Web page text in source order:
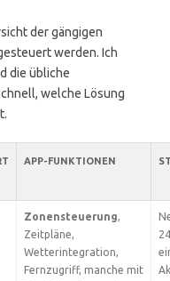
der gängigen
werden. Ich
die übliche
welche Lösung
APP-FUNKTIONEN
Zonensteuerung,
Zeitpläne,
Wetterintegration,
Fernzugriff, manche mit